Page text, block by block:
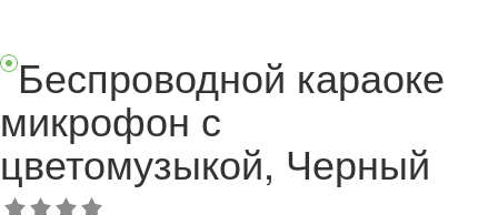
Беспроводной караоке
микрофон с
цветомузыкой, Черный